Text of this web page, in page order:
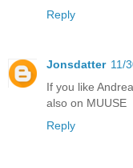
Reply
Jonsdatter 11/
If you like
also on MUUSE
Reply